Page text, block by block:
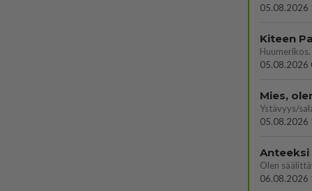
05.08.2026
05.08.2026
Mies,
Ystävyys/
05.08.2026
06.08.2026